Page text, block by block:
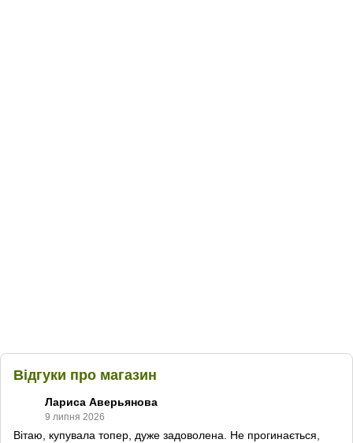
Відгуки про магазин
Лариса Аверьянова
9 липня 2026
Вітаю, купувала топер, дуже задоволена. Не прогинається,